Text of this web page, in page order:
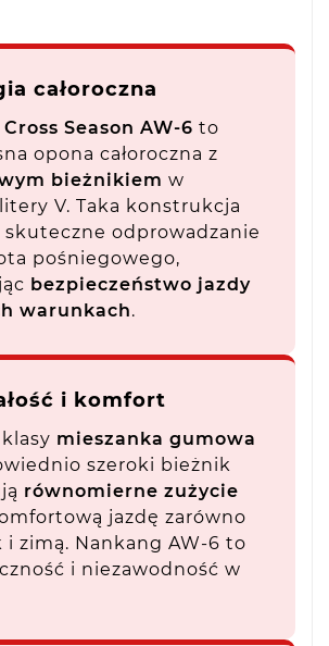
całoroczna
Season AW-6 to
opona całoroczna z
bieżnikiem w
V. Taka konstrukcja
skuteczne odprowadzanie
pośniegowego,
bezpieczeństwo jazdy
warunkach.
i komfort
mieszanka gumowa
szeroki bieżnik
równomierne zużycie
jazdę zarówno
i zimą. Nankang AW-6 to
i niezawodność w